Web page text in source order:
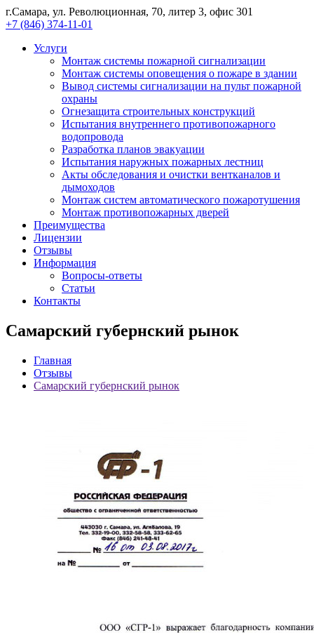
г.Самара, ул. Революционная, 70, литер 3, офис 301
+7 (846) 374-11-01
Услуги
Монтаж системы пожарной сигнализации
Монтаж системы оповещения о пожаре в здании
Вывод системы сигнализации на пульт пожарной
охраны
Огнезащита строительных конструкций
Испытания внутреннего противопожарного
водопровода
Разработка планов эвакуации
Испытания наружных пожарных лестниц
Акты обследования и очистки вентканалов и
дымоходов
Монтаж систем автоматического пожаротушения
Монтаж противопожарных дверей
Преимущества
Лицензии
Отзывы
Информация
Вопросы-ответы
Статьи
Контакты
Самарский губернский рынок
Главная
Отзывы
Самарский губернский рынок